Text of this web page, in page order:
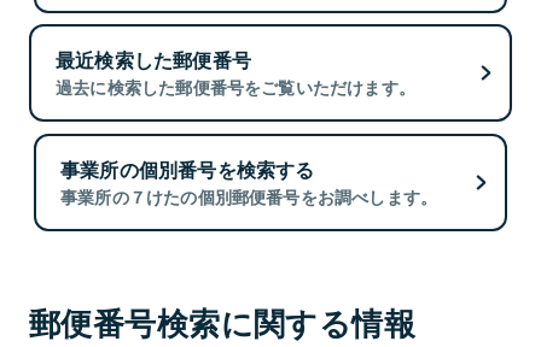
最近検索した郵便番号
過去に検索した郵便番号をご覧いただけます。
事業所の個別番号を検索する
事業所の７けたの個別郵便番号をお調べします。
郵便番号検索に関する情報